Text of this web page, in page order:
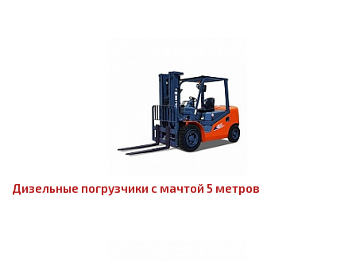
Дизельные погрузчики с мачтой 5 метров